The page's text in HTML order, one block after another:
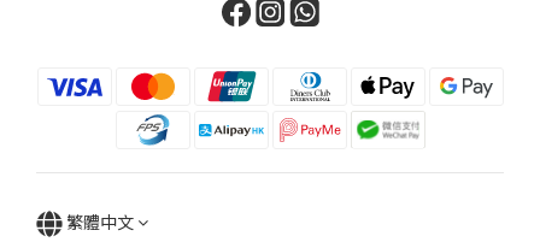
繁體中文